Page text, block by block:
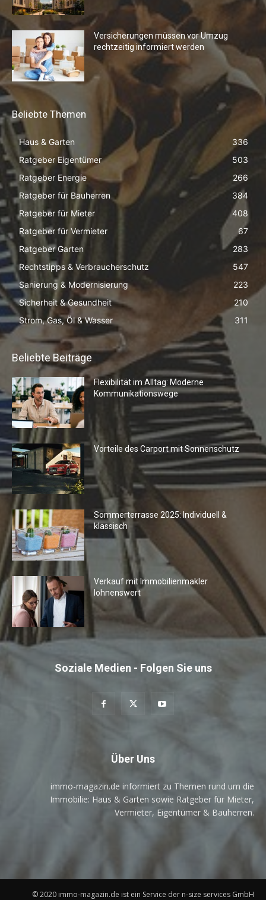
Versicherungen müssen vor Umzug
rechtzeitig informiert werden
Beliebte Themen
Haus & Garten
336
Ratgeber Eigentümer
503
Ratgeber Energie
266
Ratgeber für Bauherren
384
Ratgeber für Mieter
408
Ratgeber für Vermieter
67
Ratgeber Garten
283
Rechtstipps & Verbraucherschutz
547
Sanierung & Modernisierung
223
Sicherheit & Gesundheit
210
Strom, Gas, Öl & Wasser
311
Beliebte Beiträge
Flexibilität im Alltag: Moderne
Kommunikationswege
Vorteile des Carport mit Sonnenschutz
Sommerterrasse 2025: Individuell &
klassisch
Verkauf mit Immobilienmakler
lohnenswert
Soziale Medien - Folgen Sie uns
Über Uns
immo-magazin.de informiert zu Themen rund um die
Immobilie: Haus & Garten sowie Ratgeber für Mieter,
Vermieter, Eigentümer & Bauherren.
© 2020 immo-magazin.de ist ein Service der n-size services GmbH